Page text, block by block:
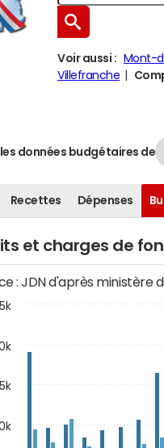
Voir aussi : Mont-
Villefranche
données budgétaires de
Recettes Dépenses
et charges de
: JDN d'après ministère